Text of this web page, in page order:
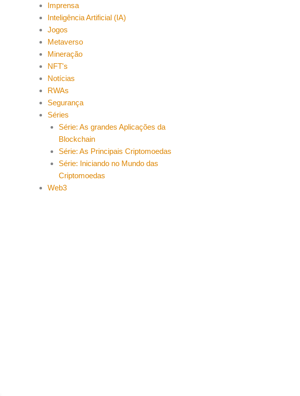
Imprensa
Inteligência Artificial (IA)
Jogos
Metaverso
Mineração
NFT's
Notícias
RWAs
Segurança
Séries
Série: As grandes Aplicações da
Blockchain
Série: As Principais Criptomoedas
Série: Iniciando no Mundo das
Criptomoedas
Web3